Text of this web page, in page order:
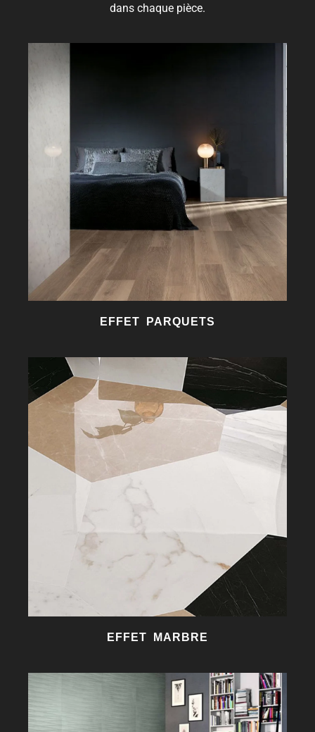
dans chaque pièce.
EFFET PARQUETS
EFFET MARBRE